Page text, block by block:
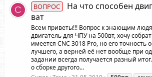
C ВОПРОС
На что способен
ват
Всем приветы!!! Вопрос к знающим
двигатель для ЧПУ на 500вт, хочу
имеется CNC 3018 Pro, но его точность
лучшего, а верней её нет вообще при
задании всегда получается разный
о сборке другого...